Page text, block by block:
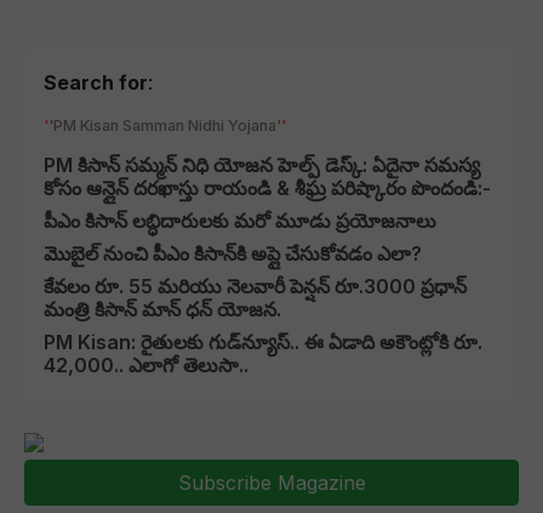
Search for:
PM Kisan Samman Nidhi Yojana
PM కిసాన్ సమ్మన్ నిధి యోజన హెల్ప్ డెస్క్: ఏదైనా సమస్య
కోసం ఆన్లైన్ దరఖాస్తు రాయండి & శీఘ్ర పరిష్కారం పొందండి:-
పీఎం కిసాన్ లబ్ధిదారులకు మరో మూడు ప్రయోజనాలు
మొబైల్ నుంచి పీఎం కిసాన్‌కి అప్లై చేసుకోవడం ఎలా?
కేవలం రూ. 55 మరియు నెలవారీ పెన్షన్ రూ.3000 ప్రధాన్
మంత్రి కిసాన్ మాన్ ధన్ యోజన.
PM Kisan: రైతులకు గుడ్‏న్యూస్.. ఈ ఏడాది అకౌంట్లోకి రూ.
42,000.. ఎలాగో తెలుసా..
Subscribe Magazine